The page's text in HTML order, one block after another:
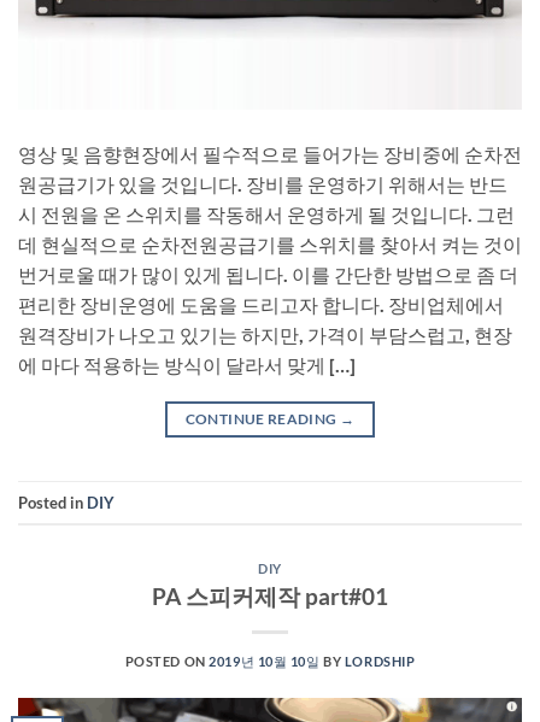
영상 및 음향현장에서 필수적으로 들어가는 장비중에 순차전
원공급기가 있을 것입니다. 장비를 운영하기 위해서는 반드
시 전원을 온 스위치를 작동해서 운영하게 될 것입니다. 그런
데 현실적으로 순차전원공급기를 스위치를 찾아서 켜는 것이
번거로울 때가 많이 있게 됩니다. 이를 간단한 방법으로 좀 더
편리한 장비운영에 도움을 드리고자 합니다. 장비업체에서
원격장비가 나오고 있기는 하지만, 가격이 부담스럽고, 현장
에 마다 적용하는 방식이 달라서 맞게 […]
CONTINUE READING →
Posted in DIY
DIY
PA 스피커제작 part#01
POSTED ON2019년 10월 10일 BY LORDSHIP